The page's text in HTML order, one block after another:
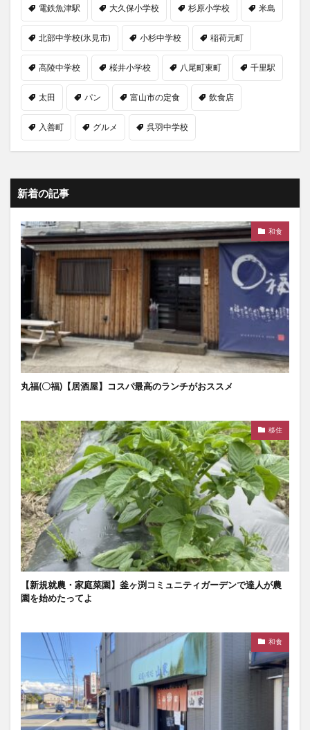
電鉄魚津駅 大久保小学校 杉原小学校 米島
北部中学校(氷見市) 小杉中学校 稲荷元町
高陵中学校 桜井小学校 八尾町東町 千里駅
太田 パン 富山市の定食 飲食店
入善町 グルメ 呉羽中学校
新着の記事
和食
丸福(〇福)【居酒屋】コスパ最高のランチがおススメ
移住
【新規就農・家庭菜園】釜ヶ渕コミュニティガーデンで達人が農
園を始めたってよ
和食